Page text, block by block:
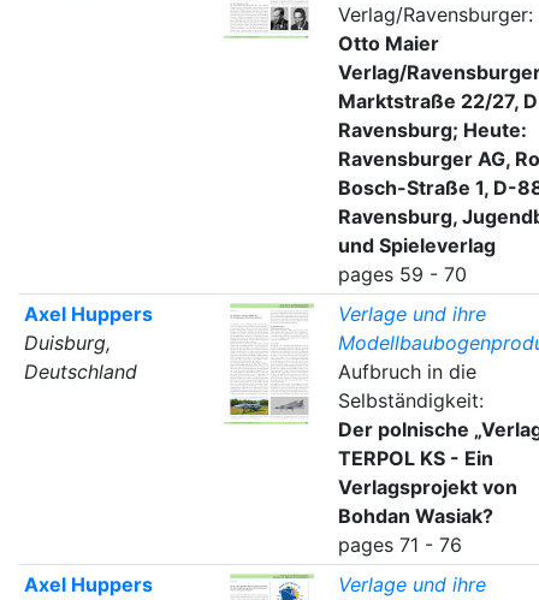
Verlag/Ravensburger:
Otto Maier
Verlag/
Marktstraße 22/27,
Ravensburg; Heute:
Ravensburger AG,
Bosch-Straße 1, D-
Ravensburg,
und Spieleverlag
pages 59 - 70
Axel Huppers
Duisburg,
Deutschland
Verlage und ihre
Aufbruch in die
Selbständigkeit:
Der polnische
TERPOL KS - Ein
Verlagsprojekt von
Bohdan Wasiak?
pages 71 - 76
Axel Huppers
Verlage und ihre